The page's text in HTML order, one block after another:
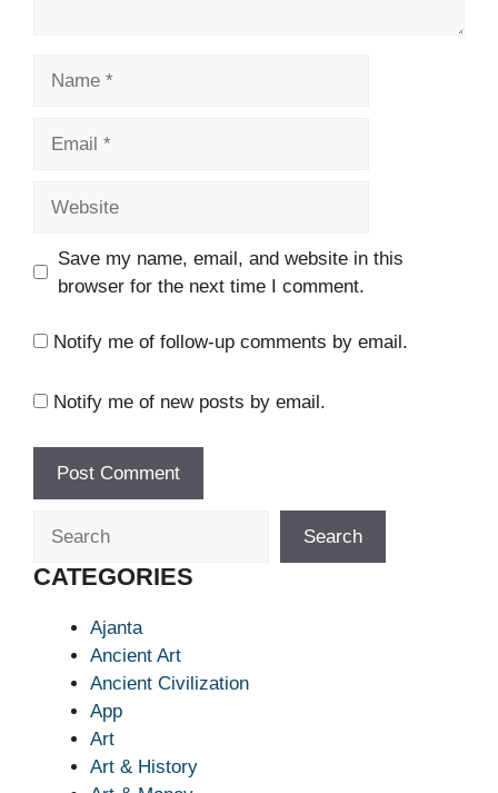
Save my name, email, and website in this
browser for the next time I comment.
Notify me of follow-up comments by email.
Notify me of new posts by email.
Search
CATEGORIES
Ajanta
Ancient Art
Ancient Civilization
App
Art
Art & History